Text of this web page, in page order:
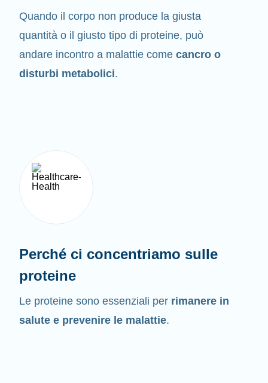
Quando il corpo non produce la giusta
quantità o il giusto tipo di proteine, può
andare incontro a malattie come cancro o
disturbi metabolici.
Perché ci concentriamo sulle
proteine
Le proteine sono essenziali per rimanere in
salute e prevenire le malattie.